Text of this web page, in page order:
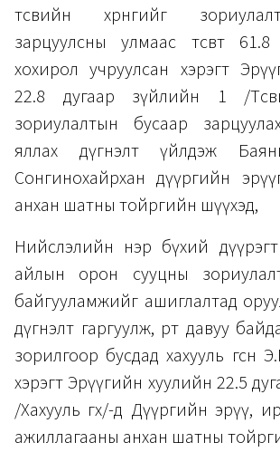
төсвийн хөрөнгийг
зарцуулсны улмаас төсөвт 61.8
хохирол учруулсан хэрэгт
22.8 дугаар зүйлийн 1 /
зориулалтын бусаар
яллах дүгнэлт үйлдэж
Сонгинохайрхан дүүргийн
анхан шатны тойргийн шүүхэд,
Нийслэлийн нэр бүхий
айлын орон сууцны
байгууламжийг ашиглалтад
дүгнэлт гаргуулж, өөртөө давуу
зорилгоор бусдад хахууль өгсөн
хэрэгт Эрүүгийн хуулийн 22.5
/Хахууль өгөх/-д Дүүргийн эрүү,
ажиллагааны анхан шатны